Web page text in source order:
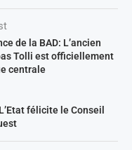
de la BAD: L’ancien
Tolli est officiellement
centrale
félicite le Conseil